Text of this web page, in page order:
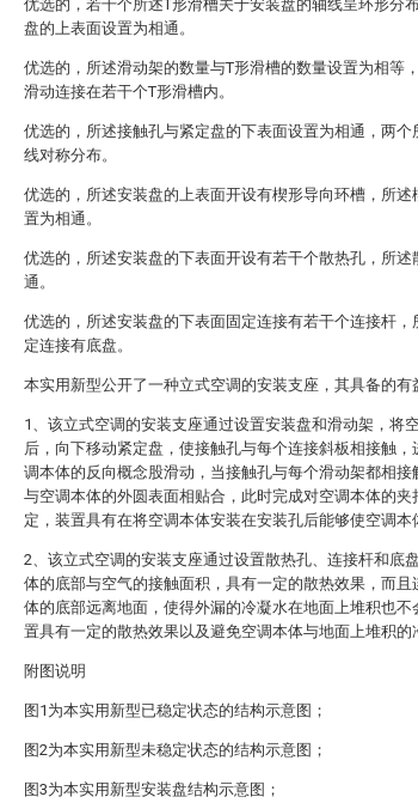
优选的，若干个所述T形滑槽关于安装盘的轴线呈环形分
盘的上表面设置为相通。
优选的，所述滑动架的数量与T形滑槽的数量设置为相等
滑动连接在若干个T形滑槽内。
优选的，所述接触孔与紧定盘的下表面设置为相通，两个
线对称分布。
优选的，所述安装盘的上表面开设有楔形导向环槽，所
置为相通。
优选的，所述安装盘的下表面开设有若干个散热孔，所述
通。
优选的，所述安装盘的下表面固定连接有若干个连接杆，
定连接有底盘。
本实用新型公开了一种立式空调的安装支座，其具备的有
1、该立式空调的安装支座通过设置安装盘和滑动架，将
后，向下移动紧定盘，使接触孔与每个连接斜板相接触
调本体的反向概念股滑动，当接触孔与每个滑动架都相
与空调本体的外圆表面相贴合，此时完成对空调本体的
定，装置具有在将空调本体安装在安装孔后能够使空调本
2、该立式空调的安装支座通过设置散热孔、连接杆和底
体的底部与空气的接触面积，具有一定的散热效果，而
体的底部远离地面，使得外漏的冷凝水在地面上堆积也不
置具有一定的散热效果以及避免空调本体与地面上堆积的
附图说明
图1为本实用新型已稳定状态的结构示意图；
图2为本实用新型未稳定状态的结构示意图；
图3为本实用新型安装盘结构示意图；